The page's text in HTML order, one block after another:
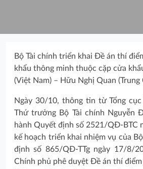
Bộ Tài chính triển khai Đề án thí
khẩu thông minh thuộc cặp cửa
(Việt Nam) – Hữu Nghị Quan (Trung
Ngày 30/10, thông tin từ Tổng
Thứ trưởng Bộ Tài chính Nguyễn
hành Quyết định số 2521/QĐ-BTC
kế hoạch triển khai nhiệm vụ của
định số 865/QĐ-TTg ngày 17/8/
Chính phủ phê duyệt Đề án thí